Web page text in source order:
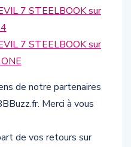
7 STEELBOOK sur
7 STEELBOOK sur
de notre partenaires
Merci à vous
de vos retours sur